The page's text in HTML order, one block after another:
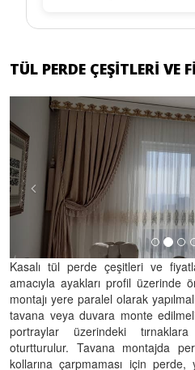
TÜL PERDE ÇEŞITLERI VE
Previous
Kasalı tül perde çeşitleri ve
amacıyla ayakları profil üzerinde
montajı yere paralel olarak
tavana veya duvara monte
portraylar üzerindeki
oturtturulur. Tavana montajda
kollarına çarpmaması için perde,